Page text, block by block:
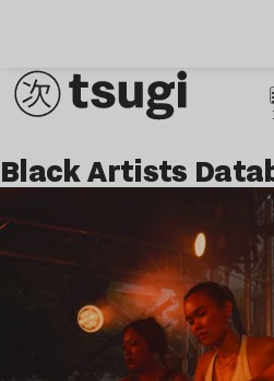
Black Artists